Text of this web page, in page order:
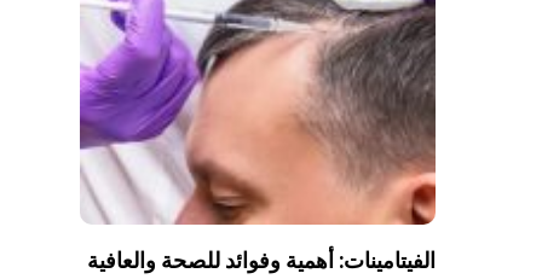
الفيتامينات: أهمية وفوائد للصحة والعافية